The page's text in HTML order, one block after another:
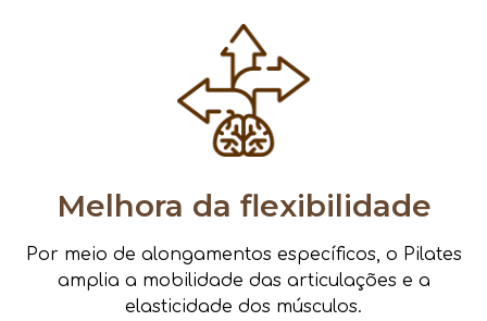
Melhora da flexibilidade
Por meio de alongamentos específicos, o Pilates
amplia a mobilidade das articulações e a
elasticidade dos músculos.